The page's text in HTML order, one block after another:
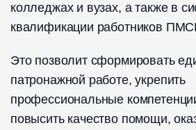
колледжах и вузах, а также в
квалификации работников
Это позволит сформировать
патронажной работе, укрепить
профессиональные
повысить качество помощи,